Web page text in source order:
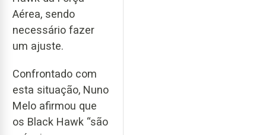
Aérea, sendo
necessário fazer
um ajuste.
Confrontado com
esta situação, Nuno
Melo afirmou que
os Black Hawk “são